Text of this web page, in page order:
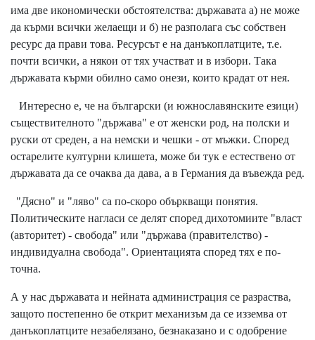
има две икономически обстоятелства: държавата а) не може
да кърми всички желаещи и б) не разполага със собствен
ресурс да прави това. Ресурсът е на данъкоплатците, т.е.
почти всички, а някои от тях участват и в избори. Така
държавата кърми обилно само онези, които крадат от нея.
Интересно е, че на български (и южнославянските езици)
съществителното "държава" е от женски род, на полски и
руски от среден, а на немски и чешки - от мъжки. Според
остарелите културни клишета, може би тук е естествено от
държавата да се очаква да дава, а в Германия да въвежда ред.
"Дясно" и "ляво" са по-скоро объркващи понятия.
Политическите нагласи се делят според дихотомиите "власт
(авторитет) - свобода" или "държава (правителство) -
индивидуална свобода". Ориентацията според тях е по-
точна.
А у нас държавата и нейната администрация се разраства,
защото постепенно бе открит механизъм да се изземва от
данъкоплатците незабелязано, безнаказано и с одобрение